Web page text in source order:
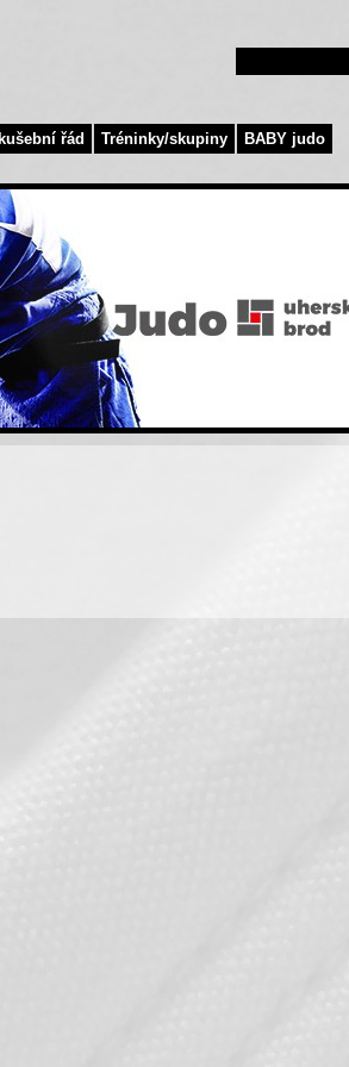
řád Tréninky/skupiny
BABY judo